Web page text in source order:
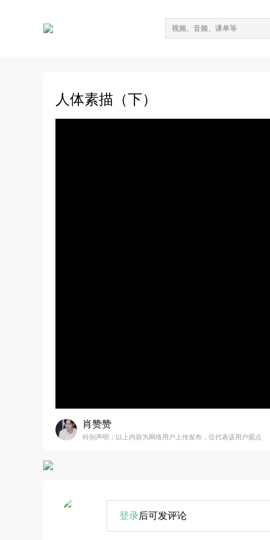
人体素描（下）
肖赞赞
特别声明：以上内容为网络用户上传发布，仅代表该用户观点
登录后可发评论